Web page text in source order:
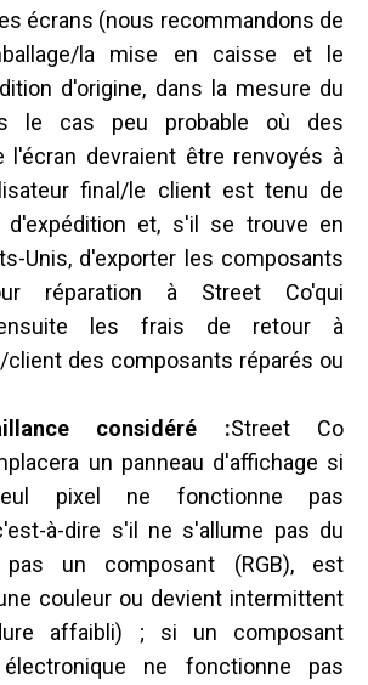
écrans (nous recommandons de
la mise en caisse et le
d'origine, dans la mesure du
le cas peu probable où des
l'écran devraient être renvoyés à
final/le client est tenu de
et, s'il se trouve en
Unis, d'exporter les composants
réparation à Street Co'qui
ensuite les frais de retour à
client des composants réparés ou
considéré :Street Co
un panneau d'affichage si
pixel ne fonctionne pas
à-dire s'il ne s'allume pas du
un composant (RGB), est
couleur ou devient intermittent
affaibli) ; si un composant
ne fonctionne pas